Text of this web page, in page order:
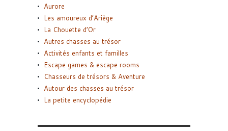
Aurore
Les amoureux d’Ariège
La Chouette d’Or
Autres chasses au trésor
Activités enfants et familles
Escape games & escape rooms
Chasseurs de trésors & Aventure
Autour des chasses au trésor
La petite encyclopédie